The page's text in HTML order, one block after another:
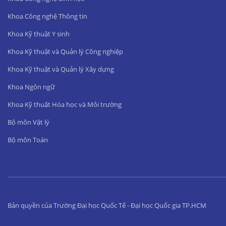
Khoa Công nghệ Thông tin
Khoa Kỹ thuật Y sinh
Khoa Kỹ thuật và Quản lý Công nghiệp
Khoa Kỹ thuật và Quản lý Xây dựng
Khoa Ngôn ngữ
Khoa Kỹ thuật Hóa học và Môi trường
Bộ môn Vật lý
Bộ môn Toán
Bản quyền của Trường Đại học Quốc Tế - Đại học Quốc gia TP.HCM